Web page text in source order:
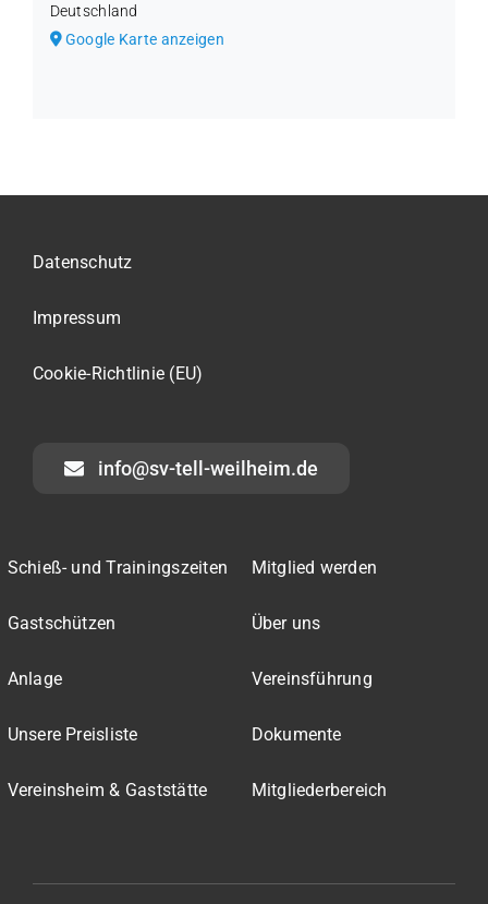
Deutschland
Google Karte anzeigen
Datenschutz
Impressum
Cookie-Richtlinie (EU)
info@sv-tell-weilheim.de
Schieß- und Trainingszeiten
Gastschützen
Anlage
Unsere Preisliste
Vereinsheim & Gaststätte
Mitglied werden
Über uns
Vereinsführung
Dokumente
Mitgliederbereich